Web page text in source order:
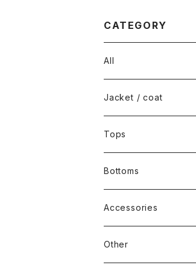
CATEGORY
All
Jacket / coat
Tops
Bottoms
Accessories
Other